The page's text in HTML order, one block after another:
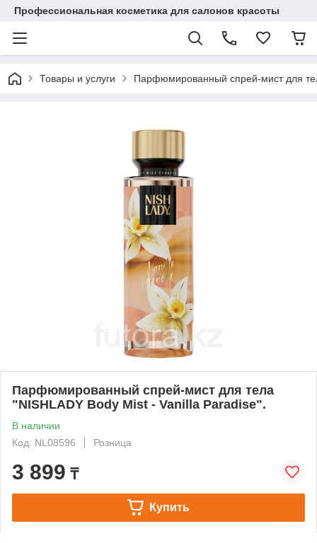
Профессиональная косметика для салонов красоты
Товары и услуги Парфюмированный спрей-мист для
Парфюмированный спрей-мист для тела
"NISHLADY Body Mist - Vanilla Paradise".
В наличии
Код: NL08596
Розница
3 899 ₸
Купить